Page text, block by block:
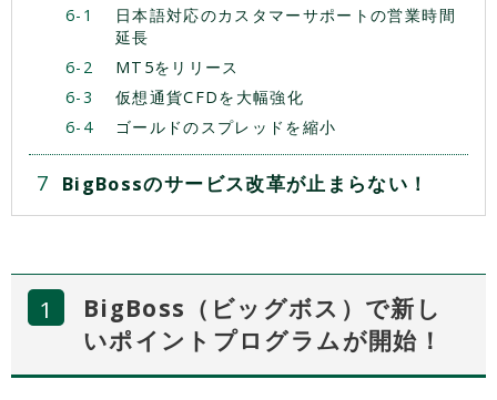
日本語対応のカスタマーサポートの営業時間
延長
MT5をリリース
仮想通貨CFDを大幅強化
ゴールドのスプレッドを縮小
BigBossのサービス改革が止まらない！
BigBoss（ビッグボス）で新し
いポイントプログラムが開始！